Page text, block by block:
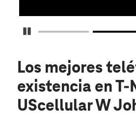
Detener carrusel
Los mejores
existencia en
UScellular W